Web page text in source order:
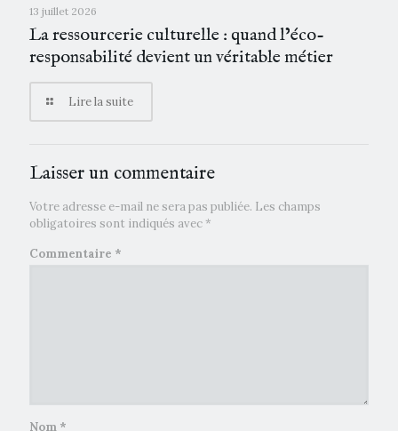
13 juillet 2026
La ressourcerie culturelle : quand l’éco-
responsabilité devient un véritable métier
Lire la suite
Laisser un commentaire
Votre adresse e-mail ne sera pas publiée. Les champs
obligatoires sont indiqués avec *
Commentaire *
Nom *